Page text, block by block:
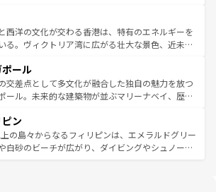
ォーやバインミー、ベトナムコーヒーなどは、ぜ
味わいたい。どの地域を訪れてもあたたかい人々
を迎えてくれるので、きっと忘れられない旅にな
ほしい。
交差している。北部ではチェンマイなどの山岳地
と触れ合い、南部ではプーケットやクラビの美し
でリゾート気分を楽しむことができる。タイ料理
気候は一年中温暖で、どの季節にも異なる楽しみ
いる。親しみやすいタイの人々、仏教を中心とし
そして多様な観光資源が、訪れる旅人を魅了し続
西洋の文化が交わる香港は、特有のエネルギーを
る。ヴィクトリア湾に広がる壮大な景色、近未来
を訪れても感動するはず。観光スポットが密集し
効率よく見どころを回れるのも魅力。息をのむよ
から文化的な体験まで、香港を存分に楽しみ尽く
ール
交差点として多文化が融合した独自の魅力を放つ
ール。未来的な建築物が並ぶマリーナベイ、歴史
保護区など、自然が調和した近代的な景観と文化
あふれるカラフルな町は、どこを歩いても新しい
る。さらに、治安のよさや充実した公共交通機関
ン
の島々からなるフィリピンは、エメラルドグリー
白砂のビーチが広がり、ダイビングやシュノーケ